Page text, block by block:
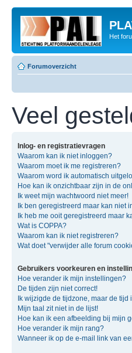
Het
Forumoverzicht
Veel
Inlog- en registratievragen
Waarom kan ik niet inloggen?
Waarom moet ik me registreren?
Waarom word ik automatisch
Hoe kan ik onzichtbaar zijn in de
Ik weet mijn wachtwoord niet meer!
Ik ben geregistreerd maar kan niet
Ik heb me ooit geregistreerd maar
Wat is COPPA?
Waarom kan ik niet registreren?
Wat doet "verwijder alle forum
Gebruikers voorkeuren en
Hoe verander ik mijn instellingen?
De tijden zijn niet correct!
Ik wijzigde de tijdzone, maar de tijd
Mijn taal zit niet in de lijst!
Hoe kan ik een afbeelding bij mijn
Hoe verander ik mijn rang?
Wanneer ik op de e-mail link van